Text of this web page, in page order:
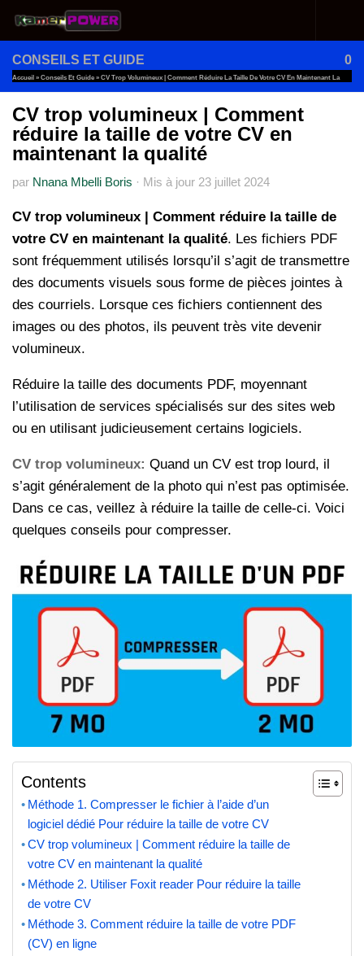
Au dessous du contenu
CONSEILS ET GUIDE 0
Accueil » Conseils Et Guide » CV Trop Volumineux | Comment Réduire La Taille De Votre CV En Maintenant La
Qualité
CV trop volumineux | Comment
réduire la taille de votre CV en
maintenant la qualité
par Nnana Mbelli Boris · Mis à jour 23 juillet 2024
CV trop volumineux | Comment réduire la taille de
votre CV en maintenant la qualité. Les fichiers PDF
sont fréquemment utilisés lorsqu’il s’agit de transmettre
des documents visuels sous forme de pièces jointes à
des courriels. Lorsque ces fichiers contiennent des
images ou des photos, ils peuvent très vite devenir
volumineux.
Réduire la taille des documents PDF, moyennant
l’utilisation de services spécialisés sur des sites web
ou en utilisant judicieusement certains logiciels.
CV trop volumineux: Quand un CV est trop lourd, il
s’agit généralement de la photo qui n’est pas optimisée.
Dans ce cas, veillez à réduire la taille de celle-ci. Voici
quelques conseils pour compresser.
Contents
Méthode 1. Compresser le fichier à l’aide d’un
logiciel dédié Pour réduire la taille de votre CV
CV trop volumineux | Comment réduire la taille de
votre CV en maintenant la qualité
Méthode 2. Utiliser Foxit reader Pour réduire la taille
de votre CV
Méthode 3. Comment réduire la taille de votre PDF
(CV) en ligne